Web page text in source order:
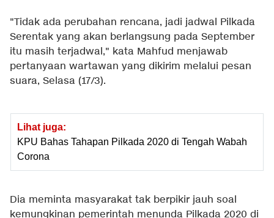
"Tidak ada perubahan rencana, jadi jadwal Pilkada
Serentak yang akan berlangsung pada September
itu masih terjadwal," kata Mahfud menjawab
pertanyaan wartawan yang dikirim melalui pesan
suara, Selasa (17/3).
Lihat juga:
KPU Bahas Tahapan Pilkada 2020 di Tengah Wabah
Corona
Dia meminta masyarakat tak berpikir jauh soal
kemungkinan pemerintah menunda Pilkada 2020 di